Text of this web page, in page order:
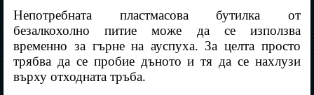
Непотребната пластмасова бутилка от
безалкохолно питие може да се използва
временно за гърне на ауспуха. За целта просто
трябва да се пробие дъното и тя да се нахлузи
върху отходната тръба.